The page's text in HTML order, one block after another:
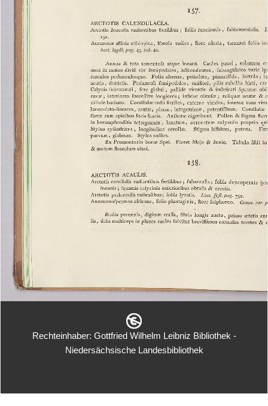
Rechteinhaber: Gottfried Wilhelm Leibniz Bibliothek -
Niedersächsische Landesbibliothek